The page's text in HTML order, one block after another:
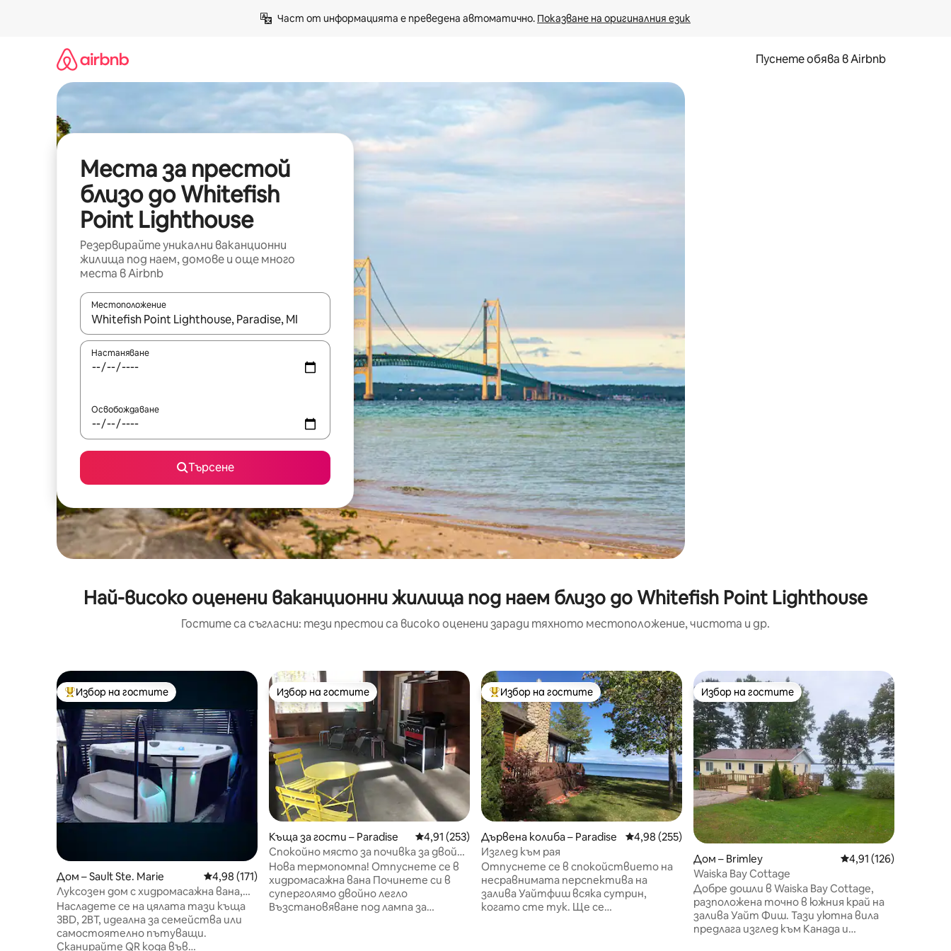
Част от информацията е преведена автоматично. Показване на оригиналния език
Пуснете обява в Airbnb
Места за престой
близо до Whitefish
Point Lighthouse
Резервирайте уникални ваканционни
жилища под наем, домове и още много
места в Airbnb
Местоположение
Когато резултатите се покажат, използвайте клавишите със стрелки нагоре и надолу или навигирайте с докосване или плъзгане.
Настаняване
Освобождаване
Търсене
Най-високо оценени ваканционни жилища под наем близо до Whitefish Point Lighthouse
Гостите са съгласни: тези престои са високо оценени заради тяхното местоположение, чистота и др.
Най-популярен избор на гостите
Избор на гостите
Дом – Sault Ste. Marie Средна оценка: 4,98 от 5, 171 отзива
4,98 (171)
Луксозен дом с хидромасажна вана,
PS5, електромобил, 75 - инчов 4K
телевизор и барбекю
Насладете се на цялата тази къща
3BD, 2BT, идеална за семейства или
самостоятелно пътуващи.
Сканирайте QR кода във
Избор на гостите
Избор на гостите
Къща за гости – Paradise Средна оценка: 4,91 от 5, 253 отзива
4,91 (253)
Спокойно място за почивка за двойки
в гората край езерото Супериор
Нова термопомпа! Отпуснете се в
хидромасажна вана Починете си в
суперголямо двойно легло
Възстановяване под лампа за
Най-популярен избор на гостите
Избор на гостите
Дървена колиба – Paradise Средна оценка: 4,98 от 5, 255 отзива
4,98 (255)
Изглед към рая
Отпуснете се в спокойствието на
несравнимата перспектива на
залива Уайтфиш всяка сутрин,
когато сте тук. Ще се
Избор на гостите
Избор на гостите
Дом – Brimley Средна оценка: 4,91
4,91 (126)
Waiska Bay Cottage
Добре дошли в Waiska Bay Cottage,
разположена точно в южния край на
залива Уайт Фиш. Тази уютна вила
предлага изглед към Канада и